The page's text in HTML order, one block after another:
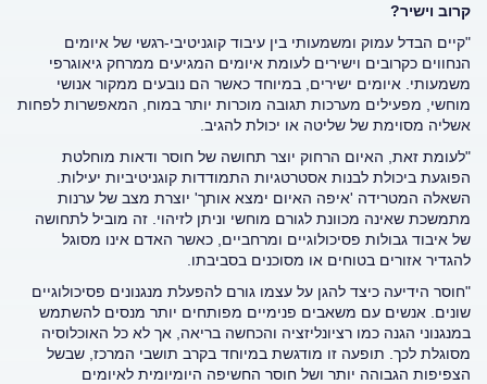
קרוב וישיר?
"קיים הבדל עמוק ומשמעותי בין עיבוד קוגניטיבי-רגשי של איומים
הנחווים כקרובים וישירים לעומת איומים המגיעים ממרחק גיאוגרפי
משמעותי. איומים ישירים, במיוחד כאשר הם נובעים ממקור אנושי
מוחשי, מפעילים מערכות תגובה מוכרות יותר במוח, המאפשרות לפחות
אשליה מסוימת של שליטה או יכולת להגיב.
"לעומת זאת, האיום הרחוק יוצר תחושה של חוסר ודאות מוחלטת
הפוגעת ביכולת לבנות אסטרטגיות התמודדות קוגניטיביות יעילות.
השאלה המטרידה 'איפה האיום ימצא אותך' יוצרת מצב של ערנות
מתמשכת שאינה מכוונת לגורם מוחשי וניתן לזיהוי. זה מוביל לתחושה
של איבוד גבולות פסיכולוגיים ומרחביים, כאשר האדם אינו מסוגל
להגדיר אזורים בטוחים או מסוכנים בסביבתו.
"חוסר הידיעה כיצד להגן על עצמו גורם להפעלת מנגנונים פסיכולוגיים
שונים. אנשים עם משאבים פנימיים מפותחים יותר מנסים להשתמש
במנגנוני הגנה כמו רציונליזציה והכחשה בריאה, אך לא כל האוכלוסיה
מסוגלת לכך. תופעה זו מודגשת במיוחד בקרב תושבי המרכז, שבשל
הצפיפות הגבוהה יותר ושל חוסר החשיפה היומיומית לאיומים